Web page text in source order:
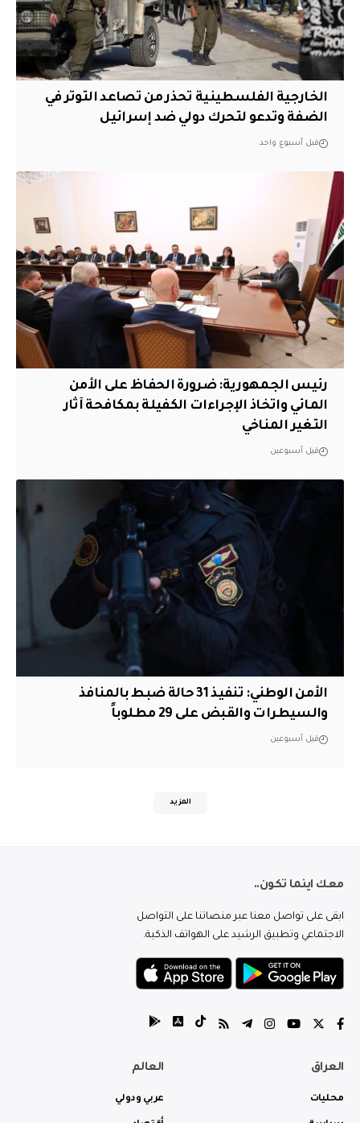
الخارجية الفلسطينية تحذر من تصاعد التوتر في
الضفة وتدعو لتحرك دولي ضد إسرائيل
قبل أسبوع واحد
رئيس الجمهورية: ضرورة الحفاظ على الأمن
المائي واتخاذ الإجراءات الكفيلة بمكافحة آثار
التغير المناخي
قبل أسبوعين
الأمن الوطني: تنفيذ 31 حالة ضبط بالمنافذ
والسيطرات والقبض على 29 مطلوباً
قبل أسبوعين
المزيد
معك اينما تكون..
ابقى على تواصل معنا عبر منصاتنا على التواصل
الاجتماعي وتطبيق الرشيد على الهواتف الذكية.
العراق
محليات
العالم
عربي ودولي